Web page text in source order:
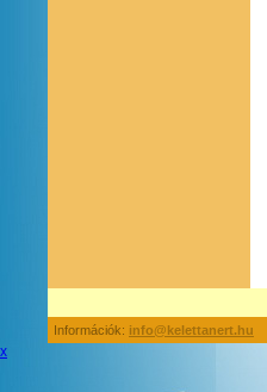
Információk: info@kelettanert.hu
x